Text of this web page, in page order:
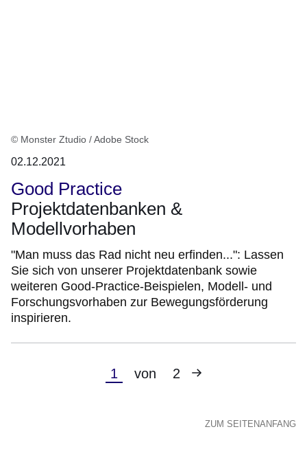
© Monster Ztudio / Adobe Stock
02.12.2021
Good Practice
Projektdatenbanken &
Modellvorhaben
"Man muss das Rad nicht neu erfinden...": Lassen
Sie sich von unserer Projektdatenbank sowie
weiteren Good-Practice-Beispielen, Modell- und
Forschungsvorhaben zur Bewegungsförderung
inspirieren.
Aktuelle
1 von 2
Nächste
ZUM SEITENANFANG